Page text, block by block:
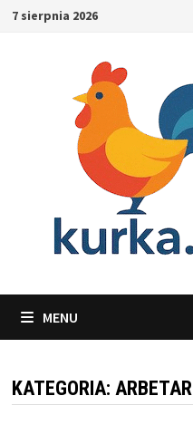
Skip7 sierpnia 2026
MENU
KATEGORIA: ARBETAR